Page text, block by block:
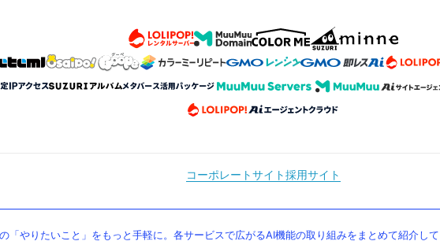
コーポレートサイト採用サイト
「やりたいこと」をもっと手軽に。各サービスで広がるAI機能の取り組みをまとめて紹介し